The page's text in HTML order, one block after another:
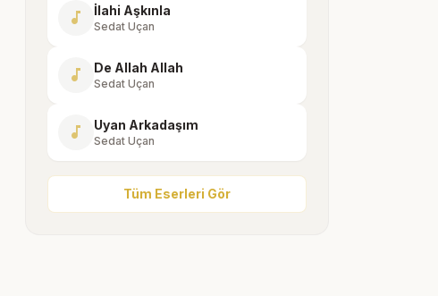
music_note İlahi Aşkınla
Sedat Uçan
music_note De Allah Allah
Sedat Uçan
music_note Uyan Arkadaşım
Sedat Uçan
Tüm Eserleri Gör